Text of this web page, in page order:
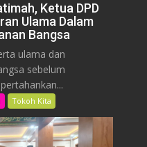
Ketua DPD
Ulama Dalam
Bangsa
ulama dan
sebelum
Tokoh Kita